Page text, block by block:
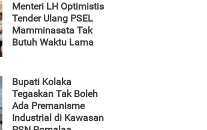
Menteri LH Optimistis
Tender Ulang PSEL
Mamminasata Tak
Butuh Waktu Lama
Bupati Kolaka
Tegaskan Tak Boleh
Ada Premanisme
Industrial di Kawasan